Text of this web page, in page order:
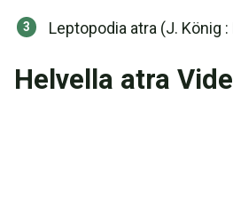
Leptopodia atra (J. König :
Helvella atra